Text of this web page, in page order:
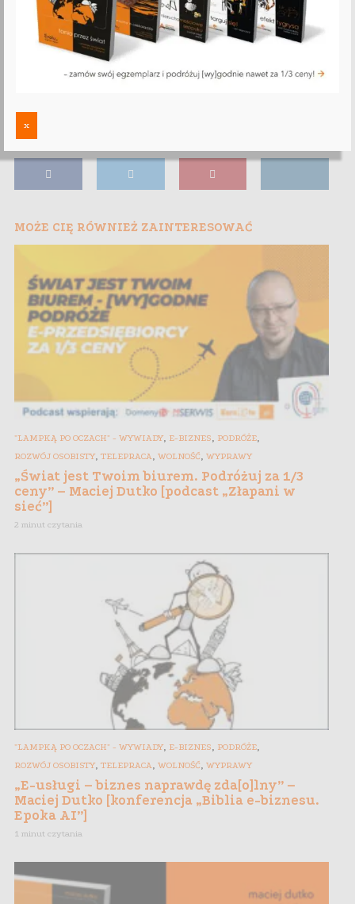
MOŻE CIĘ RÓWNIEŻ ZAINTERESOWAĆ
"LAMPKĄ PO OCZACH" - WYWIADY, E-BIZNES, PODRÓŻE,
ROZWÓJ OSOBISTY, TELEPRACA, WOLNOŚĆ, WYPRAWY
„Świat jest Twoim biurem. Podróżuj za 1/3
ceny” – Maciej Dutko [podcast „Złapani w
sieć”]
2 minut czytania
"LAMPKĄ PO OCZACH" - WYWIADY, E-BIZNES PODRÓŻE
ROZWÓJ OSOBISTY, TELEPRACA WOLNOŚĆ WYPRAWY
„E-usługi – biznes naprawdę zda[o]lny” –
Maciej Dutko [konferencja „Biblia e-biznesu.
Epoka AI”]
1 minut czytania
x